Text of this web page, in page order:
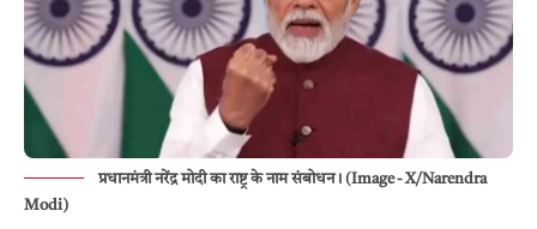
प्रधानमंत्री नरेंद्र मोदी का राष्ट्र के नाम संबोधन। (Image - X/Narendra
Modi)